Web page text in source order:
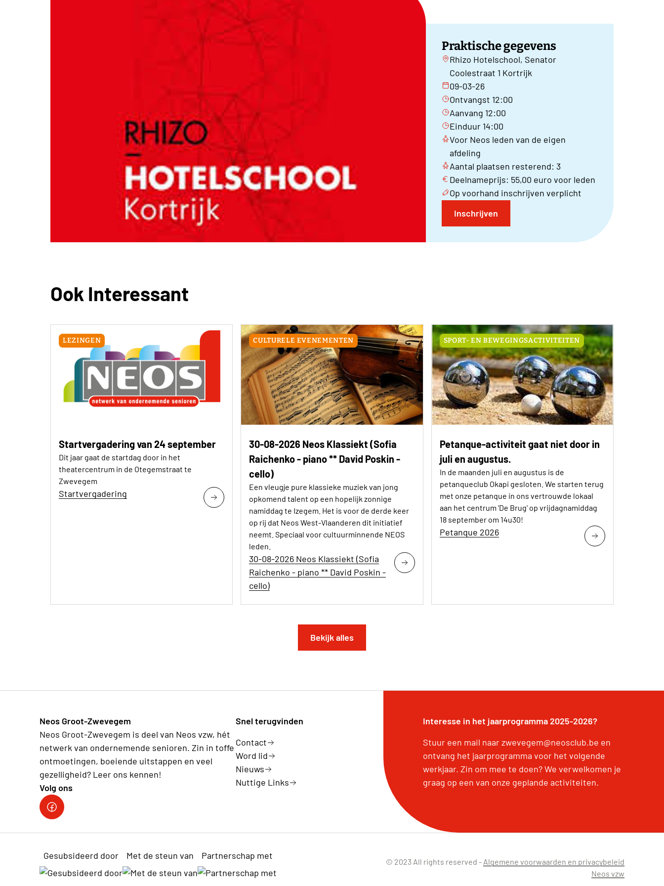
Praktische gegevens
Rhizo Hotelschool, Senator
Coolestraat 1 Kortrijk
09-03-26
Ontvangst 12:00
Aanvang 12:00
Einduur 14:00
Voor Neos leden van de eigen
afdeling
Aantal plaatsen resterend: 3
Deelnameprijs: 55,00 euro voor leden
Op voorhand inschrijven verplicht
Inschrijven
Ook Interessant
LEZINGEN
Startvergadering van 24 september
Dit jaar gaat de startdag door in het
theatercentrum in de Otegemstraat te
Zwevegem
Startvergadering
CULTURELE EVENEMENTEN
30-08-2026 Neos Klassiekt (Sofia
Raichenko - piano ** David Poskin -
cello)
Een vleugje pure klassieke muziek van jong
opkomend talent op een hopelijk zonnige
namiddag te Izegem. Het is voor de derde keer
op rij dat Neos West-Vlaanderen dit initiatief
neemt. Speciaal voor cultuurminnende NEOS
leden.
30-08-2026 Neos Klassiekt (Sofia
Raichenko - piano ** David Poskin -
cello)
SPORT- EN BEWEGINGSACTIVITEITEN
Petanque-activiteit gaat niet door in
juli en augustus.
In de maanden juli en augustus is de
petanqueclub Okapi gesloten. We starten terug
met onze petanque in ons vertrouwde lokaal
aan het centrum 'De Brug' op vrijdagnamiddag
18 september om 14u30!
Petanque 2026
Bekijk alles
Neos Groot-Zwevegem
Neos Groot-Zwevegem is deel van Neos vzw, hét
netwerk van ondernemende senioren. Zin in toffe
ontmoetingen, boeiende uitstappen en veel
gezelligheid? Leer ons kennen!
Volg ons
Facebookpagina Neos vzw
Snel terugvinden
Contact
Word lid
Nieuws
Nuttige Links
Interesse in het jaarprogramma 2025-2026?
Stuur een mail naar zwevegem@neosclub.be en
ontvang het jaarprogramma voor het volgende
werkjaar. Zin om mee te doen? We verwelkomen je
graag op een van onze geplande activiteiten.
Gesubsideerd door Met de steun van Partnerschap met
© 2023 All rights reserved - Algemene voorwaarden en privacybeleid
Neos vzw